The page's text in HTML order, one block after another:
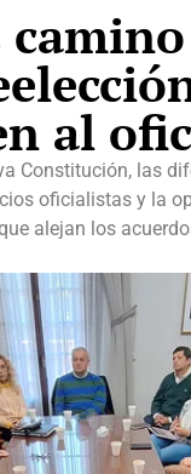
al
Constitución, las
oficialistas y la
alejan los